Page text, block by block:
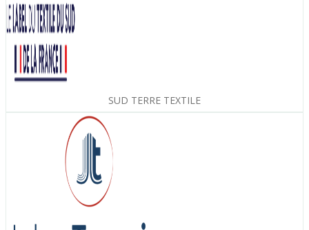
SUD TERRE TEXTILE